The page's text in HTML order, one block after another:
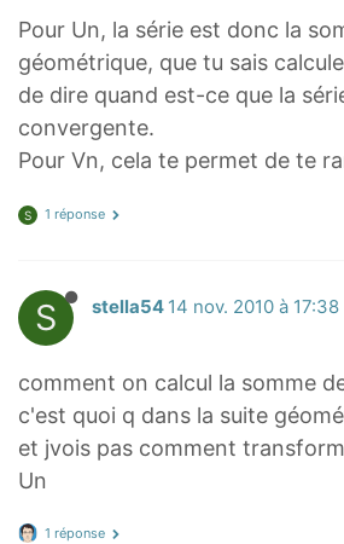
(
n
<
e
m
>
l
2
^
b
Pour Un, la série est donc la
géométrique, que tu sais
de dire quand est-ce que la
convergente.
Pour Vn, cela te permet de te
S 1 réponse
S stella54 14 nov. 2010 à 17:38
comment on calcul la somme
c'est quoi q dans la suite
et jvois pas comment
Un
1 réponse